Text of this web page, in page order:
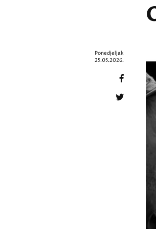
Ponedjeljak
25.05.2026.